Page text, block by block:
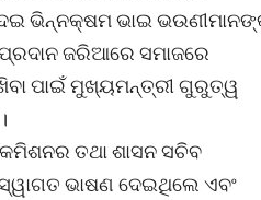
ଭିନ୍ନକ୍ଷମ ଭାଇ
ଜରିଆରେ ସମାଜରେ
ପାଇଁ ମୁଖ୍ୟମନ୍ତ୍ରୀ ଗୁରୁତ୍ୱ
ତଥା ଶାସନ ସଚିବ
ଭାଷଣ ଦେଇଥିଲେ ଏବଂ